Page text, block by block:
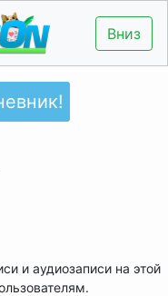
Вниз
и аудиозаписи на этой